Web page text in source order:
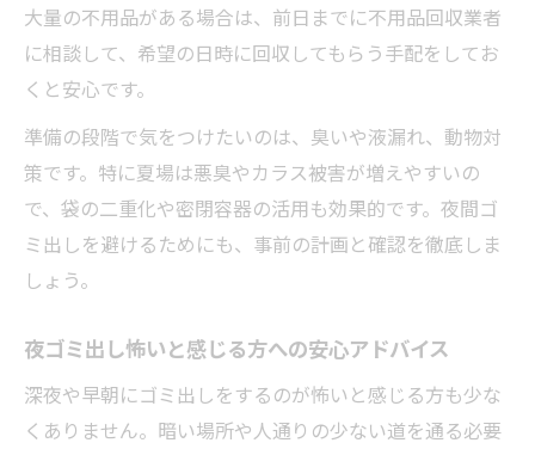
大量の不用品がある場合は、前日までに不用品回収業者
に相談して、希望の日時に回収してもらう手配をしてお
くと安心です。
準備の段階で気をつけたいのは、臭いや液漏れ、動物対
策です。特に夏場は悪臭やカラス被害が増えやすいの
で、袋の二重化や密閉容器の活用も効果的です。夜間ゴ
ミ出しを避けるためにも、事前の計画と確認を徹底しま
しょう。
夜ゴミ出し怖いと感じる方への安心アドバイス
深夜や早朝にゴミ出しをするのが怖いと感じる方も少な
くありません。暗い場所や人通りの少ない道を通る必要